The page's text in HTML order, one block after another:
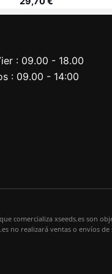
: 09.00 - 18.00
: 09.00 - 14:00
comercializa xseeds.es son
no realizará ventas o envíos